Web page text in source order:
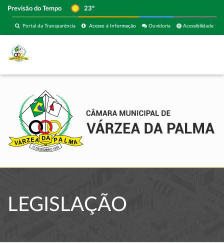
Previsão do Tempo 23º
Acessibilidade
Ouvidoria
Acesso à Informação
Portal da Transparência
LEGISLAÇÃO